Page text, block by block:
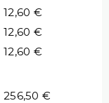
12,60 €
12,60 €
12,60 €
256,50 €